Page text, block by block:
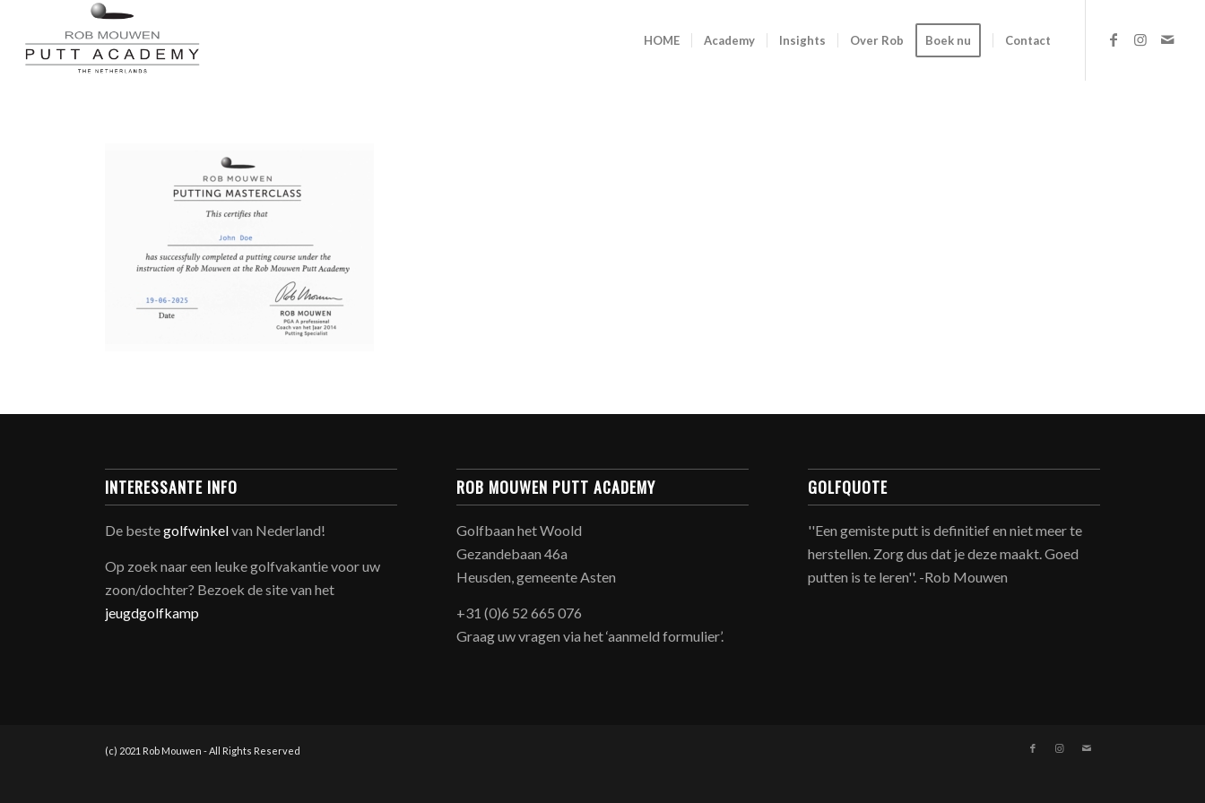
HOME Academy Insights Over Rob Boek nu Contact
INTERESSANTE INFO
De bestegolfwinkelvan Nederland!
Op zoek naar een leuke golfvakantie voor uw
zoon/dochter? Bezoek de site van het
jeugdgolfkamp
ROB MOUWEN PUTT ACADEMY
Golfbaan het Woold
Gezandebaan 46a
Heusden, gemeente Asten
+31 (0)6 52 665 076
Graag uw vragen via het ‘aanmeld formulier’.
GOLFQUOTE
''Een gemiste putt is definitief en niet meer te
herstellen. Zorg dus dat je deze maakt. Goed
putten is te leren''. -Rob Mouwen
(c) 2021 Rob Mouwen - All Rights Reserved